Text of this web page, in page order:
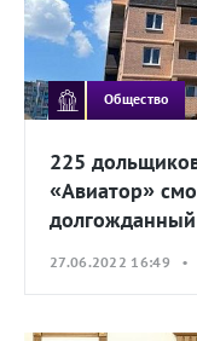
Общество
225
«Авиатор»
27.06.2022 16:49 •